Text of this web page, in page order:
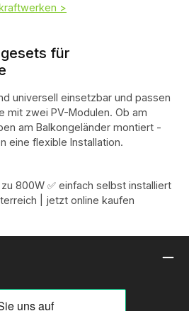
>
für
universell einsetzbar und passen
mit zwei PV-Modulen. Ob am
am Balkongeländer montiert -
eine flexible Installation.
800W ✅ einfach selbst installiert
| jetzt online kaufen